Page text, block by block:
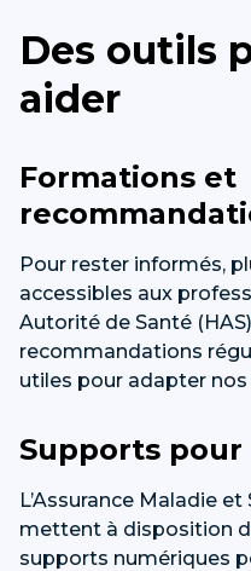
Des outils
aider
Formations et
Pour rester informés,
accessibles aux
Autorité de Santé
recommandations
utiles pour adapter
Supports
L’Assurance Maladie
mettent à disposition
supports numériques